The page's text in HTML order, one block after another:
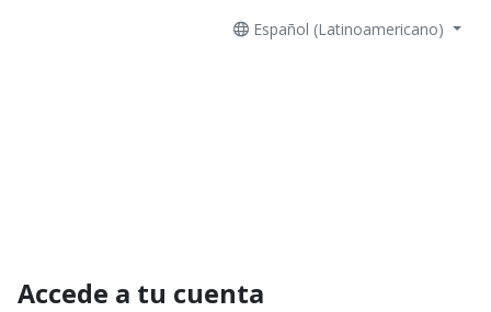
Español (Latinoamericano)
Accede a tu cuenta